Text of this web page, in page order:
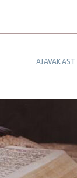
AJAVAKAST